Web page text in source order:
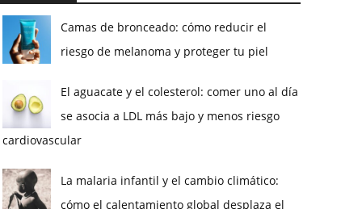
Camas de bronceado: cómo reducir el
riesgo de melanoma y proteger tu piel
El aguacate y el colesterol: comer uno al día
se asocia a LDL más bajo y menos riesgo
cardiovascular
La malaria infantil y el cambio climático:
cómo el calentamiento global desplaza el